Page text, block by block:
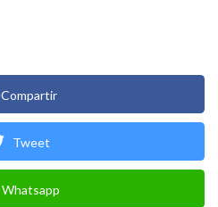
Compartir
Tweet
Whatsapp